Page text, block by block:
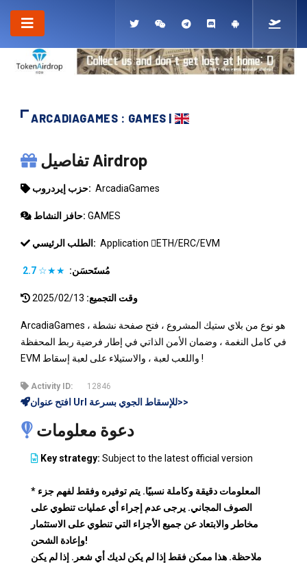
ARCADIAGAMES : GAMES |
ARCADIAGAMES
تفاصيل Airdrop
حزب إيردروب: ArcadiaGames
حافز النشاط: GAMES
الطلب الرئيسي: Application ETH/ERC/EVM
مُستَحسَن: ★★☆
2.7
وقت التجميع: 2025/02/13
ArcadiaGames هو نوع من بلاي ستيك المشروع ، فتح صفحة نشطة ،
في كامل النغمة ، وضمان الأمن الذاتي في إطار فرضية ربط المحفظة
EVM واللعب لعبة ، والاستيلاء على لعبة إسقاط !
Activity ID: 12846
افتح عنوان Url للإسقاط الجوي بسرعة>>
دعوة معلومات
Key strategy: Subject to the latest official version
* المعلومات دقيقة وكاملة نسبيًا. يتم توفيره وفقط لفهم جزء
الصوف المجاني. يرجى عدم إجراء أي عمليات تنطوي على
مخاطر والابتعاد عن جميع الأجزاء التي تنطوي على الاستثمار
وإعادة الشحن!
ملاحظة. هذا ممكن فقط إذا لم يكن لديك أي شعر. إذا لم يكن